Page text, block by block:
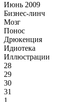
Июнь 2009
Бизнес-линч
Мозг
Понос
Дрюкенция
Идиотека
Иллюстрации
28
29
30
31
1